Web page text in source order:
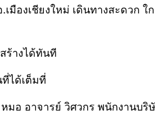
เมืองเชียงใหม่ เดินทางสะดวก
ร้างได้ทันที
ได้เต็มที่
มอ อาจารย์ วิศวกร พนักงานบริ